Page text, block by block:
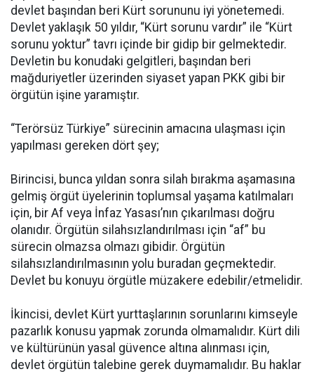
devlet başından beri Kürt sorununu iyi yönetemedi.
Devlet yaklaşık 50 yıldır, “Kürt sorunu vardır” ile “Kürt
sorunu yoktur” tavrı içinde bir gidip bir gelmektedir.
Devletin bu konudaki gelgitleri, başından beri
mağduriyetler üzerinden siyaset yapan PKK gibi bir
örgütün işine yaramıştır.
“Terörsüz Türkiye” sürecinin amacına ulaşması için
yapılması gereken dört şey;
Birincisi, bunca yıldan sonra silah bırakma aşamasına
gelmiş örgüt üyelerinin toplumsal yaşama katılmaları
için, bir Af veya İnfaz Yasası’nın çıkarılması doğru
olanıdır. Örgütün silahsızlandırılması için “af” bu
sürecin olmazsa olmazı gibidir. Örgütün
silahsızlandırılmasının yolu buradan geçmektedir.
Devlet bu konuyu örgütle müzakere edebilir/etmelidir.
İkincisi, devlet Kürt yurttaşlarının sorunlarını kimseyle
pazarlık konusu yapmak zorunda olmamalıdır. Kürt dili
ve kültürünün yasal güvence altına alınması için,
devlet örgütün talebine gerek duymamalıdır. Bu haklar